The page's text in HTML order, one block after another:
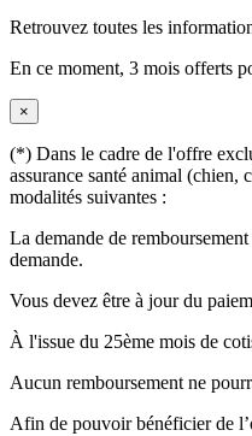
Retrouvez toutes les
En ce moment, 3 mois offerts
×
(*) Dans le cadre de l'offre
assurance santé animal
modalités suivantes :
La demande de
demande.
Vous devez être à jour du
À l'issue du 25ème mois de
Aucun remboursement ne
Afin de pouvoir bénéficier de